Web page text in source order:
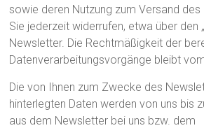
sowie deren Nutzung zum Versand
Sie jederzeit widerrufen, etwa über den
Newsletter. Die Rechtmäßigkeit der
Datenverarbeitungsvorgänge bleibt
Die von Ihnen zum Zwecke des
hinterlegten Daten werden von uns bis
aus dem Newsletter bei uns bzw. dem